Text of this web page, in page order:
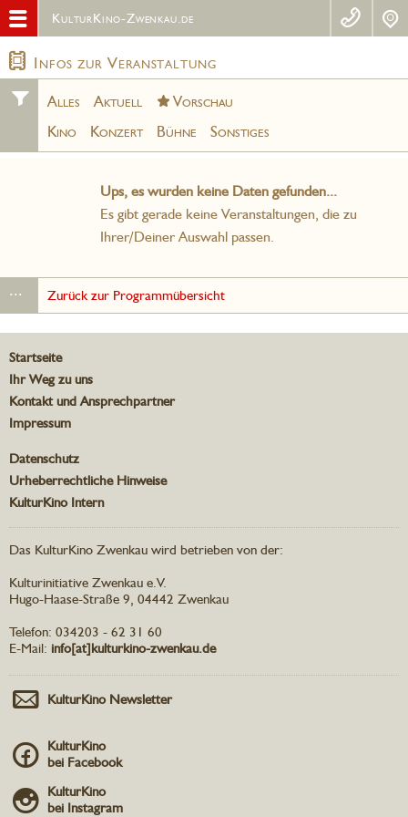
KulturKino-Zwenkau.de
Infos zur Veranstaltung
Alles Aktuell
Vorschau
Kino
Konzert Bühne Sonstiges
Ups, es wurden keine Daten gefunden...
Es gibt gerade keine Veranstaltungen, die zu
Ihrer/Deiner Auswahl passen.
... Zurück zur Programmübersicht
Startseite
Ihr Weg zu uns
Kontakt und Ansprechpartner
Impressum
Datenschutz
Urheberrechtliche Hinweise
KulturKino Intern
Das KulturKino Zwenkau wird betrieben von der:
Kulturinitiative Zwenkau e.V.
Hugo-Haase-Straße 9, 04442 Zwenkau
Telefon: 034203 - 62 31 60
E-Mail: info[at]kulturkino-zwenkau.de
KulturKino Newsletter
KulturKino
bei Facebook
KulturKino
bei Instagram